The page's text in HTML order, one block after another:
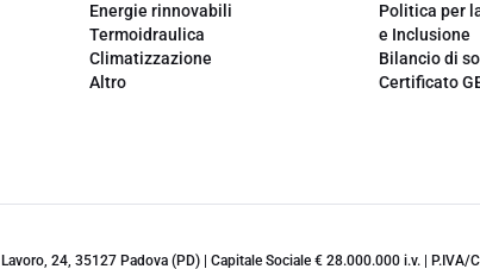
Energie rinnovabili
Termoidraulica
Climatizzazione
Altro
Politica per
e Inclusione
Bilancio di
Certificato
24, 35127 Padova (PD) | Capitale Sociale € 28.000.000 i.v. |